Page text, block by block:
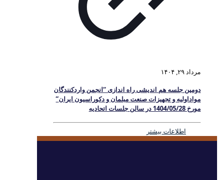
مرداد ۲۹, ۱۴۰۴
دومین جلسه هم اندیشی راه اندازی “انجمن واردکنندگان
مواداولیه و تجهیزات صنعت مبلمان و دکوراسیون ایران”
مورخ 1404/05/28 در سالن جلسات اتحادیه
اطلاعات بیشتر